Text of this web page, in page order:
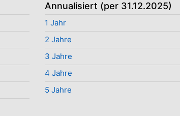
Annualisiert (per 31.12.2025)
1 Jahr
2 Jahre
3 Jahre
4 Jahre
5 Jahre